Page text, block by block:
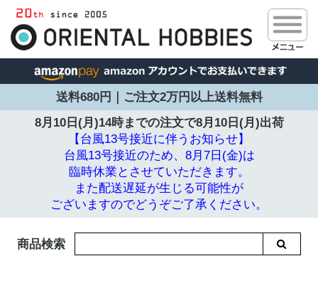
送料680円｜ご注文2万円以上送料無料
8月10日(月)14時までの注文で8月10日(月)出荷
【台風13号接近に伴うお知らせ】
台風13号接近のため、8月7日(金)は
臨時休業とさせていただきます。
また配送遅延が生じる可能性が
ございますのでどうぞご了承ください。
商品検索